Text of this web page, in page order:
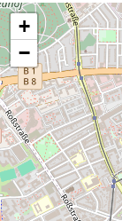
+
−